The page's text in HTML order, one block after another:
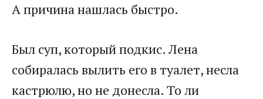
А причина нашлась быстро.
Был суп, который подкис. Лена
собиралась вылить его в туалет, несла
кастрюлю, но не донесла. То ли